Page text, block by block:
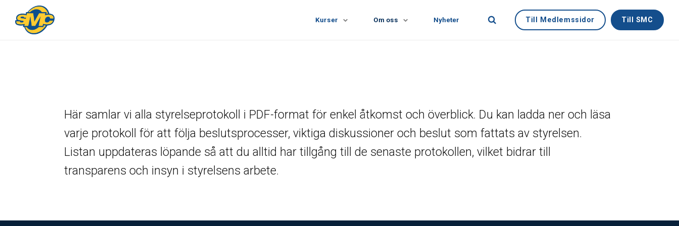
Kurser Om oss Nyheter Till Medlemssidor Till SMC
Här samlar vi alla styrelseprotokoll i PDF-format för enkel åtkomst och överblick. Du kan ladda ner och läsa
varje protokoll för att följa beslutsprocesser, viktiga diskussioner och beslut som fattats av styrelsen.
Listan uppdateras löpande så att du alltid har tillgång till de senaste protokollen, vilket bidrar till
transparens och insyn i styrelsens arbete.